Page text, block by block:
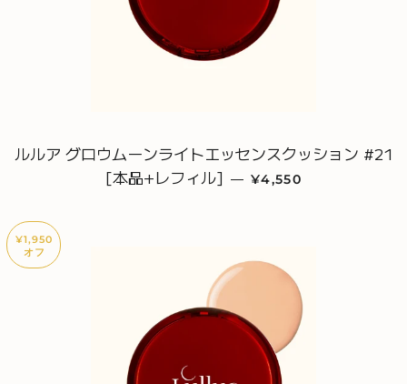
ルルア グロウムーンライトエッセンスクッション #21
[本品+レフィル] — 販売価格
¥4,550
¥1,950
オフ